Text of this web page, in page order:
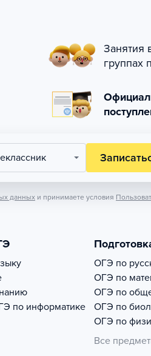
Занятия
группах
данных и принимаете условия
по информатике
ОГЭ по
ОГЭ по
ОГЭ по
ОГЭ по
ОГЭ по
Все